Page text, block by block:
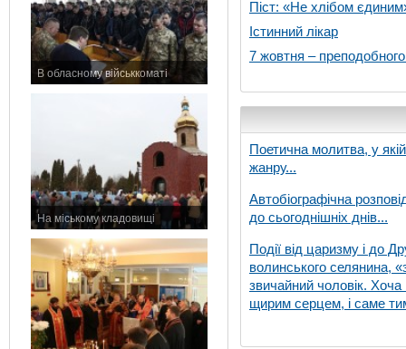
В обласному військкоматі
На міському кладовищі
Піст: «Не хлібом
Істинний лікар
7 жовтня –
Поетична молитва, у
жанру...
Автобіографічна
до сьогоднішніх днів...
Події від царизму і до
волинського селянина,
звичайний чоловік. Хоча
щирим серцем, і саме